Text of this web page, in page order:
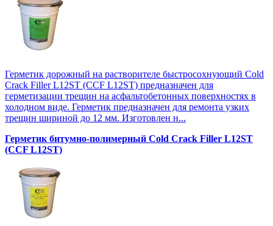
Герметик дорожный на растворителе быстросохнующий Cold
Crack Filler L12SТ (CCF L12SТ) предназначен для
герметизации трещин на асфальтобетонных поверхностях в
холодном виде. Герметик предназначен для ремонта узких
трещин шириной до 12 мм. Изготовлен н...
Герметик битумно-полимерный Cold Crack Filler L12SТ
(CCF L12SТ)